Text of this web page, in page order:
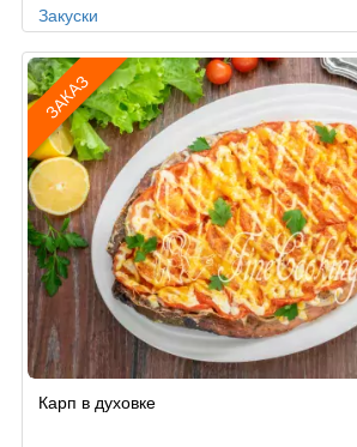
Закуски
ЗАКАЗ
поКарп в духовке